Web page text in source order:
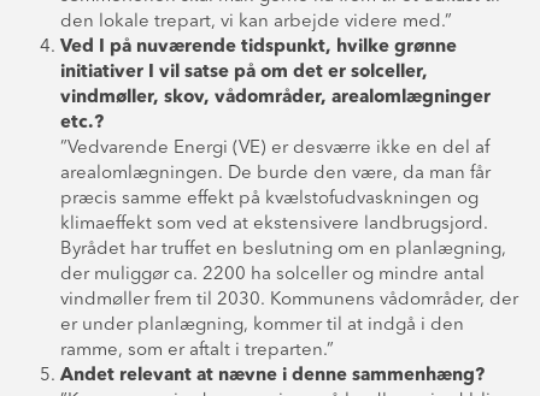
den lokale trepart, vi kan arbejde videre med.”
Ved I på nuværende tidspunkt, hvilke grønne
initiativer I vil satse på om det er solceller,
vindmøller, skov, vådområder, arealomlægninger
etc.?
”Vedvarende Energi (VE) er desværre ikke en del af
arealomlægningen. De burde den være, da man får
præcis samme effekt på kvælstofudvaskningen og
klimaeffekt som ved at ekstensivere landbrugsjord.
Byrådet har truffet en beslutning om en planlægning,
der muliggør ca. 2200 ha solceller og mindre antal
vindmøller frem til 2030. Kommunens vådområder, der
er under planlægning, kommer til at indgå i den
ramme, som er aftalt i treparten.”
Andet relevant at nævne i denne sammenhæng?